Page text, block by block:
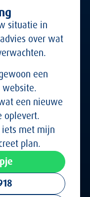
situatie in
over wat
een
website.
een nieuwe
oplevert.
iets met mijn
plan.